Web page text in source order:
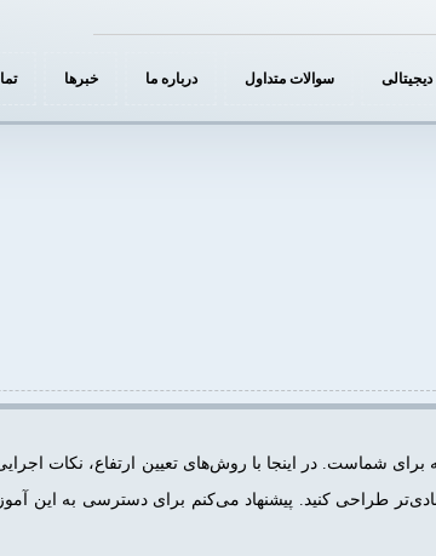
سوالات متداول درباره ما خبرها
شماست. در اینجا با روش‌های تعیین ارتفاع، نکات
طراحی کنید. پیشنهاد می‌کنم برای دسترسی به این